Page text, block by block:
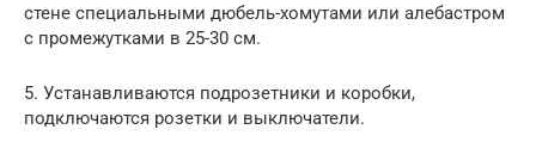
стене специальными дюбель-хомутами или алебастром
с промежутками в 25-30 см.
5. Устанавливаются подрозетники и коробки,
подключаются розетки и выключатели.